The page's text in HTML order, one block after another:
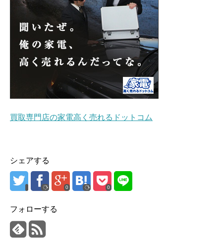
買取専門店の家電高く売れるドットコム
シェアする
0 0
フォローする